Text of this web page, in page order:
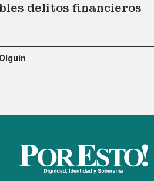
delitos financieros